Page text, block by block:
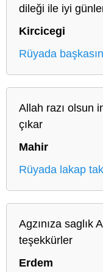
dileği ile iyi
Kircicegi
Rüyada
Allah razı olsun
çıkar
Mahir
Rüyada lakap
Agzınıza saglık
teşekkürler
Erdem